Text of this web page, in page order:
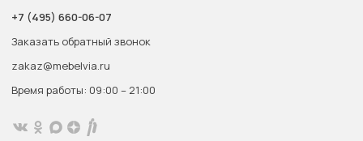
+7 (495) 660-06-07
Заказать обратный звонок
zakaz@mebelvia.ru
Время работы: 09:00 – 21:00